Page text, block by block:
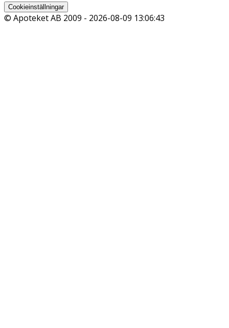
Cookieinställningar
© Apoteket AB 2009 - 2026-08-09 13:06:43